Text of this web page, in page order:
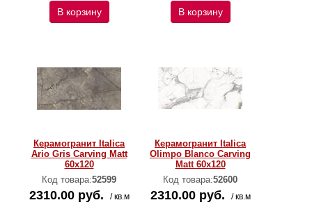
В корзину В корзину
Керамогранит Italica
Ario Gris Carving Matt
60x120
Код товара:52599
2310.00 руб. / кв.м
Керамогранит Italica
Olimpo Blanco Carving
Matt 60x120
Код товара:52600
2310.00 руб. / кв.м